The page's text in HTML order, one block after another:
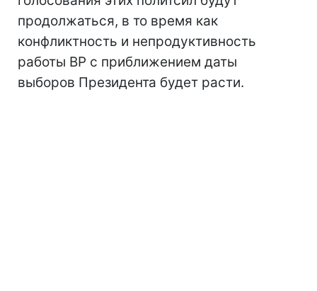
продолжаться, в то время как
конфликтность и непродуктивность
работы ВР с приближением даты
выборов Президента будет расти.